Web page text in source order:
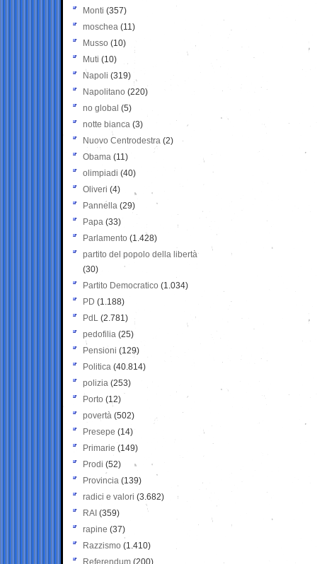
Monti (357)
moschea (11)
Musso (10)
Muti (10)
Napoli (319)
Napolitano (220)
no global (5)
notte bianca (3)
Nuovo Centrodestra (2)
Obama (11)
olimpiadi (40)
Oliveri (4)
Pannella (29)
Papa (33)
Parlamento (1.428)
partito del popolo della libertà
(30)
Partito Democratico (1.034)
PD (1.188)
PdL (2.781)
pedofilia (25)
Pensioni (129)
Politica (40.814)
polizia (253)
Porto (12)
povertà (502)
Presepe (14)
Primarie (149)
Prodi (52)
Provincia (139)
radici e valori (3.682)
RAI (359)
rapine (37)
Razzismo (1.410)
Referendum (200)